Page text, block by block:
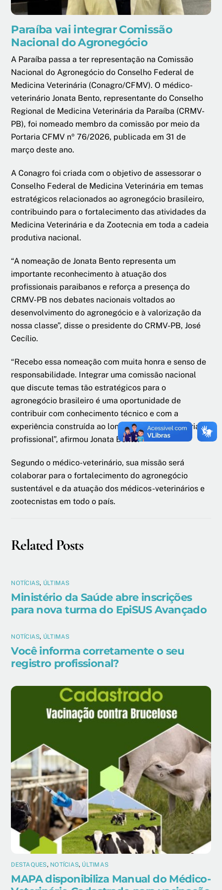
Paraíba vai integrar Comissão
Nacional do Agronegócio
A Paraíba passa a ter representação na Comissão
Nacional do Agronegócio do Conselho Federal de
Medicina Veterinária (Conagro/CFMV). O médico-
veterinário Jonata Bento, representante do Conselho
Regional de Medicina Veterinária da Paraíba (CRMV-
PB), foi nomeado membro da comissão por meio da
Portaria CFMV nº 76/2026, publicada em 31 de
março deste ano.
A Conagro foi criada com o objetivo de assessorar o
Conselho Federal de Medicina Veterinária em temas
estratégicos relacionados ao agronegócio brasileiro,
contribuindo para o fortalecimento das atividades da
Medicina Veterinária e da Zootecnia em toda a cadeia
produtiva nacional.
“A nomeação de Jonata Bento representa um
importante reconhecimento à atuação dos
profissionais paraibanos e reforça a presença do
CRMV-PB nos debates nacionais voltados ao
desenvolvimento do agronegócio e à valorização da
nossa classe”, disse o presidente do CRMV-PB, José
Cecílio.
“Recebo essa nomeação com muita honra e senso de
responsabilidade. Integrar uma comissão nacional
que discute temas tão estratégicos para o
agronegócio brasileiro é uma oportunidade de
contribuir com conhecimento técnico e com a
experiência construída ao longo da minha trajetória
profissional”, afirmou Jonata Bento.
Segundo o médico-veterinário, sua missão será
colaborar para o fortalecimento do agronegócio
sustentável e da atuação dos médicos-veterinários e
zootecnistas em todo o país.
Related Posts
NOTÍCIAS, ÚLTIMAS
Ministério da Saúde abre inscrições
para nova turma do EpiSUS Avançado
NOTÍCIAS, ÚLTIMAS
Você informa corretamente o seu
registro profissional?
DESTAQUES, NOTÍCIAS, ÚLTIMAS
MAPA disponibiliza Manual do Médico-